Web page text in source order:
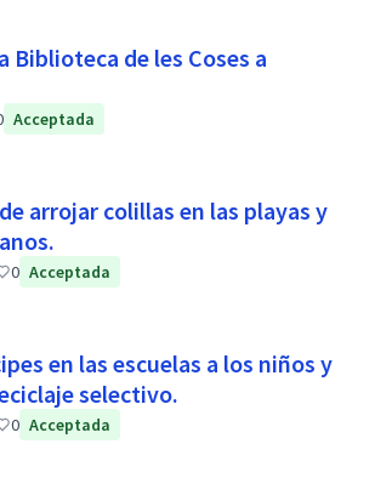
Biblioteca de les Coses a
Acceptada
arrojar colillas en las playas y
0 Acceptada
en las escuelas a los niños y
selectivo.
0 Acceptada